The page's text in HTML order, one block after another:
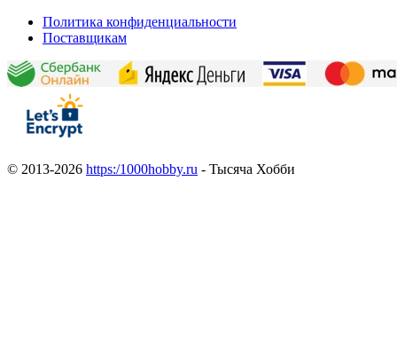
Политика конфиденциальности
Поставщикам
© 2013-2026 https:/1000hobby.ru - Тысяча Хобби